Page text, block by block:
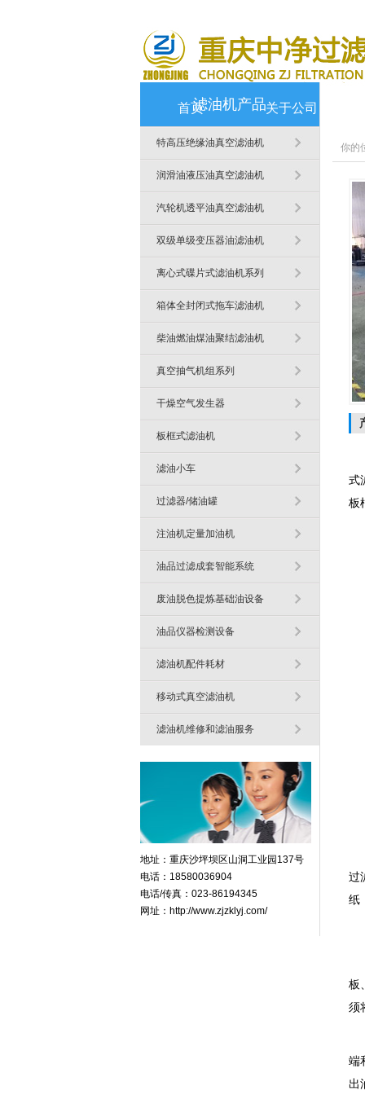
首页 关于公司
滤油机产品
特高压绝缘油真空滤油机
润滑油液压油真空滤油机
汽轮机透平油真空滤油机
双级单级变压器油滤油机
离心式碟片式滤油机系列
箱体全封闭式拖车滤油机
柴油燃油煤油聚结滤油机
真空抽气机组系列
干燥空气发生器
板框式滤油机
滤油小车
过滤器/储油罐
注油机定量加油机
油品过滤成套智能系统
废油脱色提炼基础油设备
油品仪器检测设备
滤油机配件耗材
移动式真空滤油机
滤油机维修和滤油服务
地址：重庆沙坪坝区山洞工业园137号
电话：18580036904
电话/传真：023-86194345
网址：http://www.zjzklyj.com/
你的
式
板
过
纸
板
须
端
出